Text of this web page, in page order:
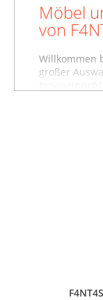
Möbel
von
Willkommen
großer
inspirieren
etwas ganz
einer
Beispiel im
.
Seite, um
Farben,
Möbeln zu
lassen Sie
viel Spaß